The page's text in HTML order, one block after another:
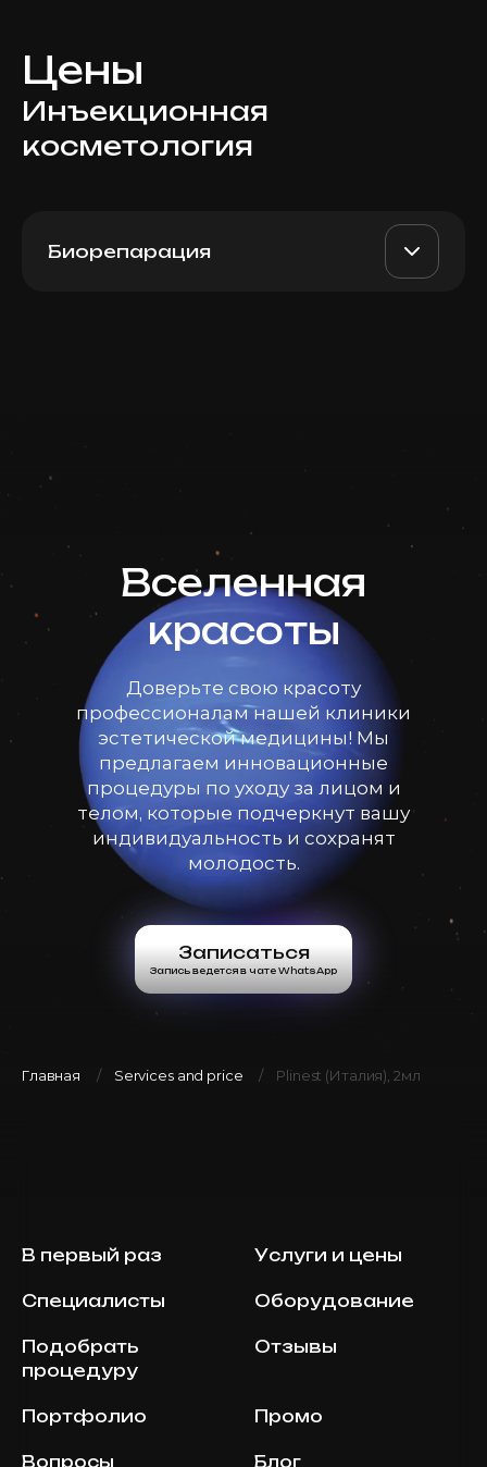
Цены
Инъекционная
косметология
Биорепарация
Вселенная
красоты
Доверьте свою красоту
профессионалам нашей клиники
эстетической медицины! Мы
предлагаем инновационные
процедуры по уходу за лицом и
телом, которые подчеркнут вашу
индивидуальность и сохранят
молодость.
Записаться
Запись ведется в чате WhatsApp
Главная Services and price Plinest (Италия), 2мл
В первый раз Услуги и цены
Специалисты Оборудование
Подобрать
процедуру
Отзывы
Портфолио Промо
Вопросы Блог